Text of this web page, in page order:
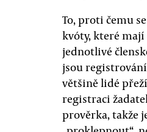
To, proti čemu
kvóty, které
jednotlivé
jsou
většině lidé
registraci
prověrka, takže